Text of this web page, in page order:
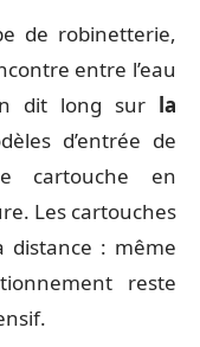
de robinetterie,
entre l’eau
dit long sur la
d’entrée de
cartouche en
Les cartouches
distance : même
reste